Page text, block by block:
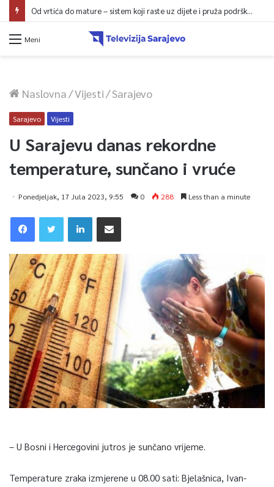
Od vrtića do mature – sistem koji raste uz dijete i pruža podršku porodici
Meni
Naslovna/Vijesti/Sarajevo
Sarajevo Vijesti
U Sarajevu danas rekordne
temperature, sunčano i vruće
Ponedjeljak, 17 Jula 2023, 9:55 0 288 Less than a minute
– U Bosni i Hercegovini jutros je sunčano vrijeme.
Temperature zraka izmjerene u 08.00 sati: Bjelašnica, Ivan-